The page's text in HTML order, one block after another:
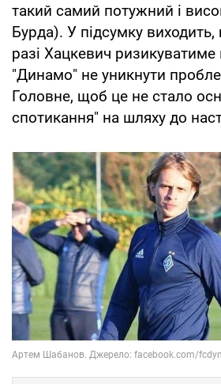
такий самий потужний і
Бурда). У підсумку
разі Хацкевич ризикуватиме
"Динамо" не уникнути
Головне, щоб це не стало
спотикання" на шляху до